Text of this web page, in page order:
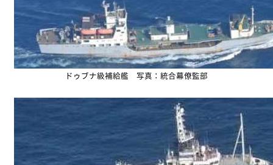
ドゥブナ級補給艦 写真：統合幕僚監部